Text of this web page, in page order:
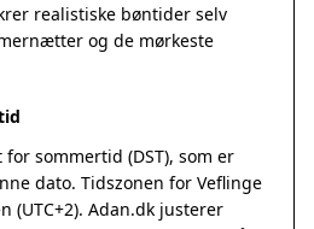
realistiske bøntider selv
og de mørkeste
sommertid (DST), som er
dato. Tidszonen for Veflinge
(UTC+2). Adan.dk justerer